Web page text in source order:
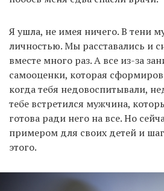
Я ушла, не имея ничего. В тени
личностью. Мы расставались и
вместе много раз. А все из-за
самооценки, которая
когда тебя недовоспитывали,
тебе встретился мужчина,
готова ради него на все. Но
примером для своих детей и
этого.